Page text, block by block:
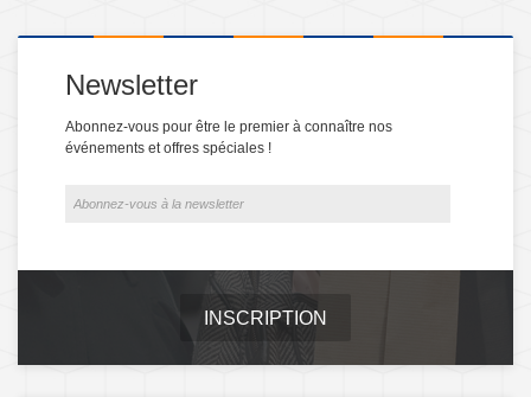
Newsletter
Abonnez-vous pour être le premier à connaître nos
événements et offres spéciales !
INSCRIPTION